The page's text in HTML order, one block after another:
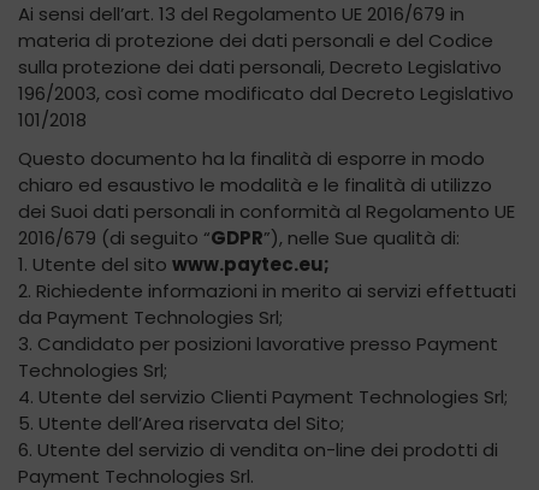
Ai sensi dell’art. 13 del Regolamento UE 2016/679 in
materia di protezione dei dati personali e del Codice
sulla protezione dei dati personali, Decreto Legislativo
196/2003, così come modificato dal Decreto Legislativo
101/2018
Questo documento ha la finalità di esporre in modo
chiaro ed esaustivo le modalità e le finalità di utilizzo
dei Suoi dati personali in conformità al Regolamento UE
2016/679 (di seguito “GDPR”), nelle Sue qualità di:
1. Utente del sito www.paytec.eu;
2. Richiedente informazioni in merito ai servizi effettuati
da Payment Technologies Srl;
3. Candidato per posizioni lavorative presso Payment
Technologies Srl;
4. Utente del servizio Clienti Payment Technologies Srl;
5. Utente dell’Area riservata del Sito;
6. Utente del servizio di vendita on-line dei prodotti di
Payment Technologies Srl.